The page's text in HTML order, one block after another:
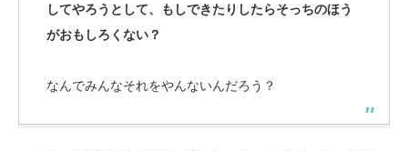
してやろうとして、もしできたりしたらそっちのほう
がおもしろくない？
なんでみんなそれをやんないんだろう？